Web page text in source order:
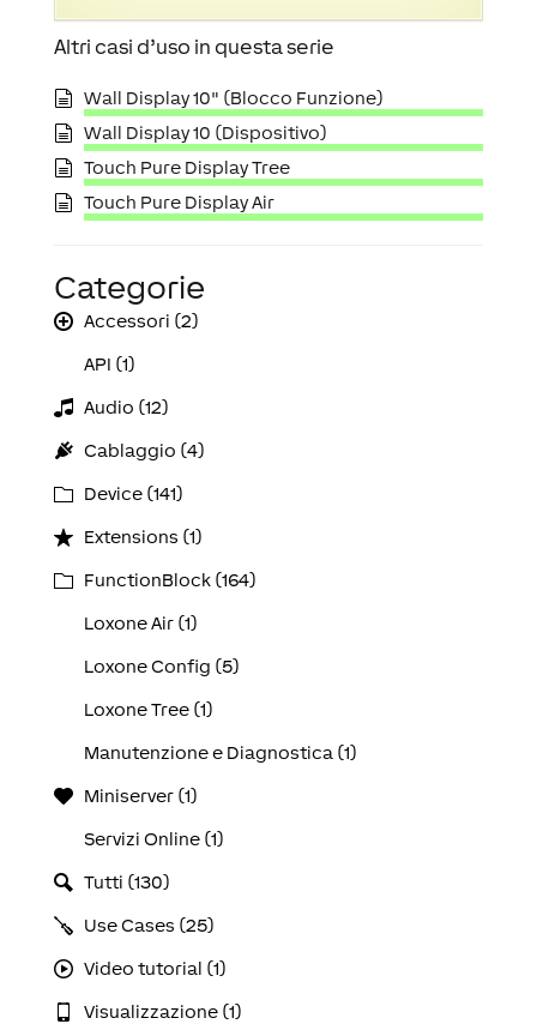
Altri casi d’uso in questa serie
Wall Display 10" (Blocco Funzione)
Wall Display 10 (Dispositivo)
Touch Pure Display Tree
Touch Pure Display Air
Categorie
Accessori (2)
API (1)
Audio (12)
Cablaggio (4)
Device (141)
Extensions (1)
FunctionBlock (164)
Loxone Air (1)
Loxone Config (5)
Loxone Tree (1)
Manutenzione e Diagnostica (1)
Miniserver (1)
Servizi Online (1)
Tutti (130)
Use Cases (25)
Video tutorial (1)
Visualizzazione (1)